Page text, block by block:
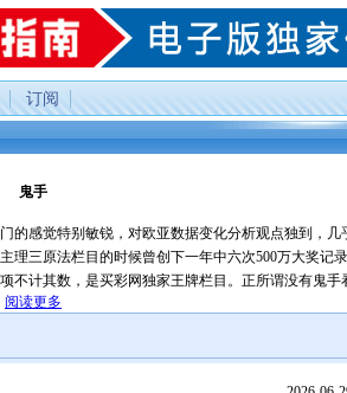
订阅
鬼手
的感觉特别敏锐，对欧亚数据变化分析观点独到，几
理三原法栏目的时候曾创下一年中六次500万大奖记
不计其数，是买彩网独家王牌栏目。正所谓没有鬼手
阅读更多